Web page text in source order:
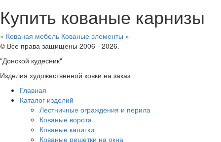
Купить кованые карнизы
« Кованая мебель Кованые элементы »
© Все права защищены 2006 - 2026.
"Донской кудесник"
Изделия художественной ковки на заказ
Главная
Каталог изделий
Лестничные ограждения и перила
Кованые ворота
Кованые калитки
Кованые решетки на окна